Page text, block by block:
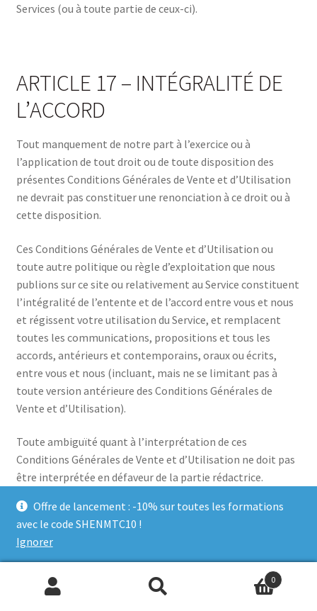
Services (ou à toute partie de ceux-ci).
ARTICLE 17 – INTÉGRALITÉ DE
L’ACCORD
Tout manquement de notre part à l’exercice ou à
l’application de tout droit ou de toute disposition des
présentes Conditions Générales de Vente et d’Utilisation
ne devrait pas constituer une renonciation à ce droit ou à
cette disposition.
Ces Conditions Générales de Vente et d’Utilisation ou
toute autre politique ou règle d’exploitation que nous
publions sur ce site ou relativement au Service constituent
l’intégralité de l’entente et de l’accord entre vous et nous
et régissent votre utilisation du Service, et remplacent
toutes les communications, propositions et tous les
accords, antérieurs et contemporains, oraux ou écrits,
entre vous et nous (incluant, mais ne se limitant pas à
toute version antérieure des Conditions Générales de
Vente et d’Utilisation).
Toute ambiguïté quant à l’interprétation de ces
Conditions Générales de Vente et d’Utilisation ne doit pas
être interprétée en défaveur de la partie rédactrice.
ARTICLE 18 – LOI APPLICABLE
Ces Conditions Générales de Vente et d’Utilisation, ainsi
Recherche
Recherche
0
Offre de lancement : -10% sur toutes les formations
avec le code SHENMTC10 !
Ignorer